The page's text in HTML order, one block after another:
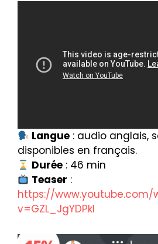
Langue : audio anglais,
disponibles en français.
Durée : 46 min
Teaser :
https://www.youtube.com/
v=GZL_JgYDPkI